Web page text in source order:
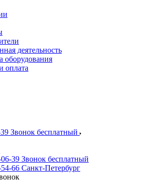
деятельность
оборудования
оплата
Звонок бесплатный
39 Звонок бесплатный
66 Санкт-Петербург